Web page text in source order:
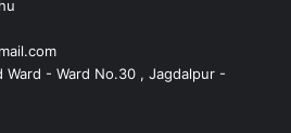
Ward - Ward No.30 , Jagdalpur -